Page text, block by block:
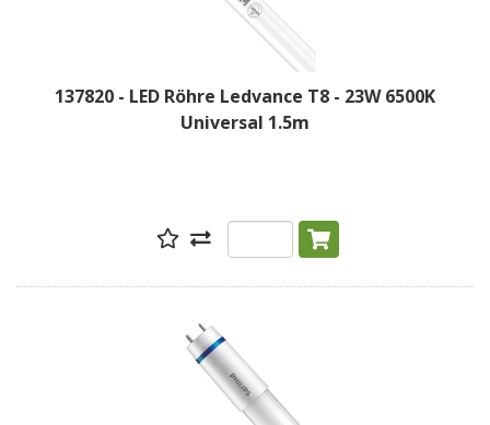
137820 - LED Röhre Ledvance T8 - 23W 6500K
Universal 1.5m